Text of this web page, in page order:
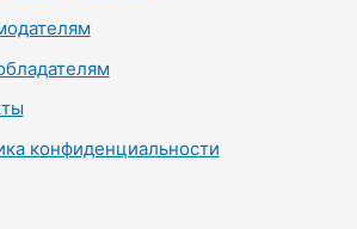
конфиденциальности